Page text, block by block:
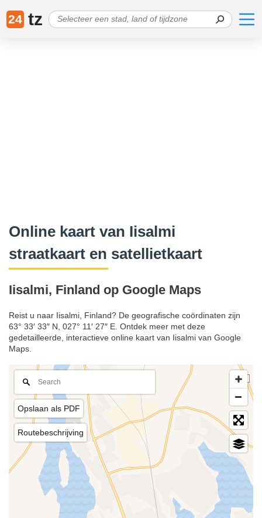
24 tz
Online kaart van Iisalmi
straatkaart en satellietkaart
Iisalmi, Finland op Google Maps
Reist u naar Iisalmi, Finland? De geografische coördinaten zijn
63° 33′ 33″ N, 027° 11′ 27″ E. Ontdek meer met deze
gedetailleerde, interactieve online kaart van Iisalmi van Google
Maps.
Opslaan als PDF
Routebeschrijving